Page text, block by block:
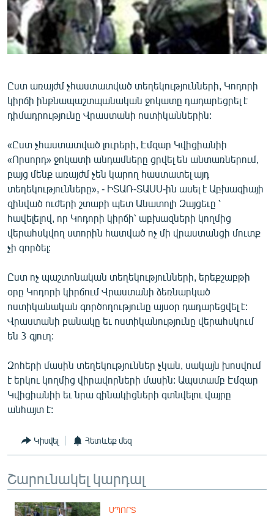
ՄԻՋԱԶԳԱՅԻՆ
ՄՇԱԿՈՒՅԹ
ՍՊՈՐՏ
ՏՏ ԵՒ ԻՆՏԵՐՆԵՏ
ԿՈՐՈՆԱՎԻՐՈՒՍ
ԱՐԽԻՎ
ՏԵՍԱՆՅՈՒԹԵՐ
ԲԱՆԱՎԵՃ
ՁԳՏԵԼՈՎ ԼԱՎԱԳՈՒՅՆԻՆ
ՓՈԴՔԱՍԹ
English
Русский
ՀԵՏԵՎԵՔ ՄԵԶ
Ըստ առայժմ չհաստատված տեղեկությունների, Կոդորի
կիրճի ինքնապաշտպանական ջոկատը դադարեցրել է
դիմադրությունը Վրաստանի ոստիկաններին:
«Ըստ չհաստատված լուրերի, Էմզար Կվիցիանիի
«Որսորդ» ջոկատի անդամները ցրվել են անտառներում,
բայց մենք առայժմ չեն կարող հաստատել այդ
տեղեկությունները», - ԻՏԱՌ-ՏԱՍՍ-ին ասել է Աբխազիայի
զինված ուժերի շտաբի պետ Անատոլի Զայցեւը ՝
հավելելով, որ Կոդորի կիրճի՝ աբխազների կողմից
վերահսկվող ստորին հատված ոչ մի վրաստանցի մուտք
չի գործել:
Ըստ ոչ պաշտոնական տեղեկությունների, երեքշաբթի
օրը Կոդորի կիրճում Վրաստանի ձեռնարկած
ոստիկանական գործողությունը այսօր դադարեցվել է:
Վրաստանի բանակը եւ ոստիկանությունը վերահսկում
են 3 գյուղ:
Զոհերի մասին տեղեկություններ չկան, սակայն խոսվում
է երկու կողմից վիրավորների մասին: Ապստամբ Էմզար
Կվիցիանիի եւ նրա զինակիցների գտնվելու վայրը
անհայտ է:
Կիսվել Հետևեք մեզ
Շարունակել կարդալ
ՍՊՈՐՏ